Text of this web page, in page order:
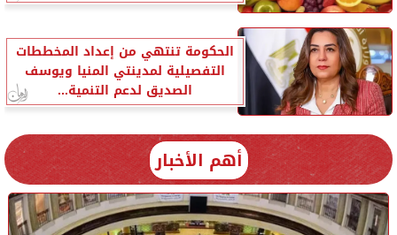
الحكومة تنتهي من إعداد المخططات
التفصيلية لمدينتي المنيا ويوسف
الصديق لدعم التنمية...
أهم الأخبار